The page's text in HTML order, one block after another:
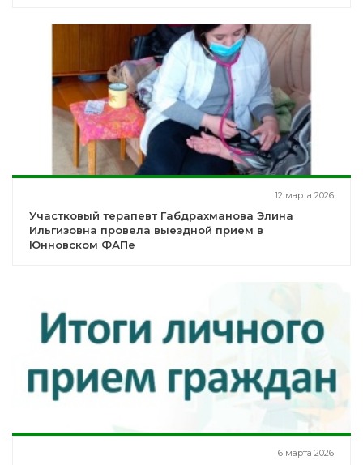
12 марта 2026
Участковый терапевт Габдрахманова Элина
Ильгизовна провела выездной прием в
Юнновском ФАПе
6 марта 2026